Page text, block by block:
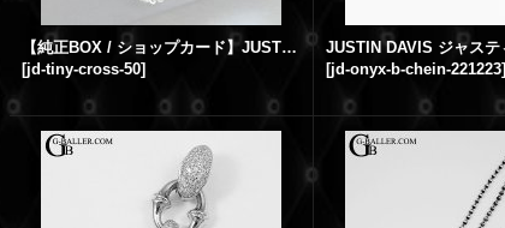
【純正BOX / ショップカード】JUSTIN DAVIS ジャスティンデイビス タイニークロスチェーン SNJ125 2 50 ネックレス 50cm /23619
[jd-tiny-cross-50]
[jd-onyx-b-chein-221223]